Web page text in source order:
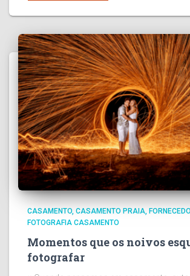
CASAMENTO CASAMENTO PRAIA
FOTOGRAFIA CASAMENTO
Momentos que os noivos
fotografar